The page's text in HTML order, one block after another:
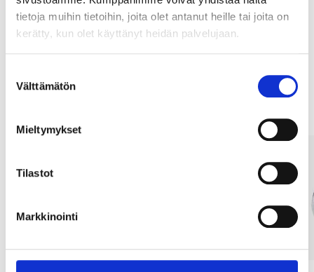
tietoja muihin tietoihin, joita olet antanut heille tai joita on
kerätty, kun olet käyttänyt heidän palvelujaan.
valinta
Välttämätön
Mieltymykset
Tilastot
Markkinointi
LUE LISÄÄ
Muut asiakkaat ostivat myös